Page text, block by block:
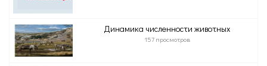
Динамика численности животных
157 просмотров